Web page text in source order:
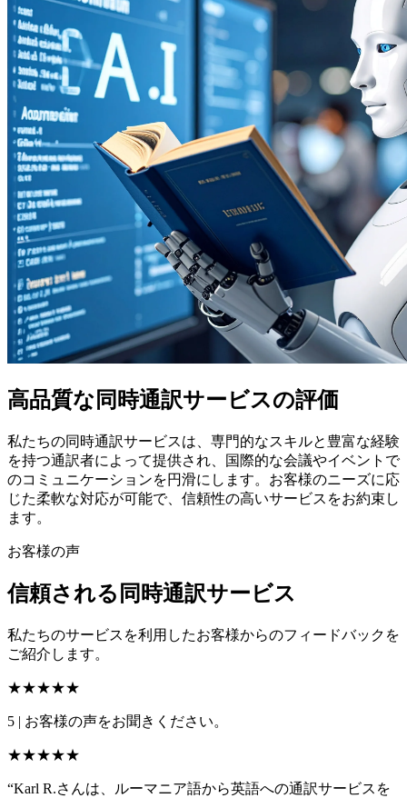
高品質な同時通訳サービスの評価
私たちの同時通訳サービスは、専門的なスキルと豊富な経験
を持つ通訳者によって提供され、国際的な会議やイベントで
のコミュニケーションを円滑にします。お客様のニーズに応
じた柔軟な対応が可能で、信頼性の高いサービスをお約束し
ます。
お客様の声
信頼される同時通訳サービス
私たちのサービスを利用したお客様からのフィードバックを
ご紹介します。
★★★★★
5 | お客様の声をお聞きください。
★★★★★
“Karl R.さんは、ルーマニア語から英語への通訳サービスを